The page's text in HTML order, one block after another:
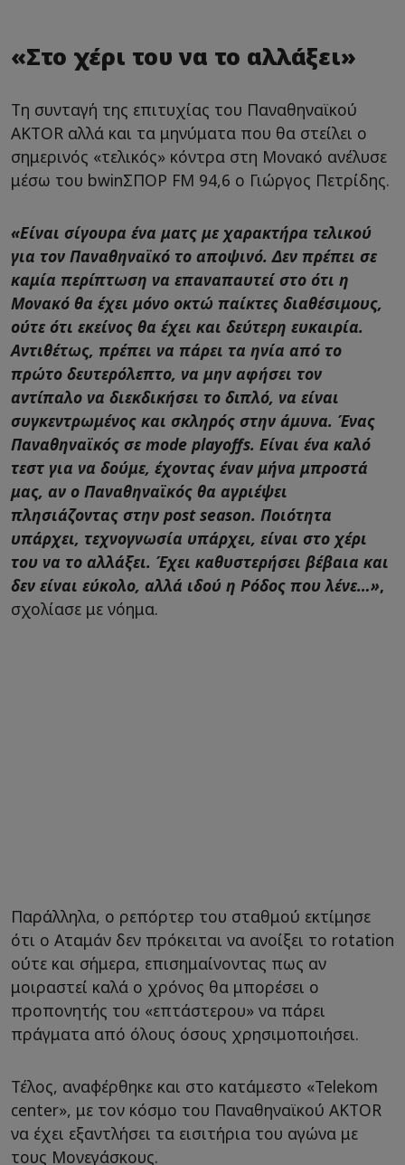
«Στο χέρι του να το αλλάξει»
Τη συνταγή της επιτυχίας του Παναθηναϊκού
AKTOR αλλά και τα μηνύματα που θα στείλει ο
σημερινός «τελικός» κόντρα στη Μονακό ανέλυσε
μέσω του bwinΣΠΟΡ FM 94,6 ο Γιώργος Πετρίδης.
«Είναι σίγουρα ένα ματς με χαρακτήρα τελικού
για τον Παναθηναϊκό το αποψινό. Δεν πρέπει σε
καμία περίπτωση να επαναπαυτεί στο ότι η
Μονακό θα έχει μόνο οκτώ παίκτες διαθέσιμους,
ούτε ότι εκείνος θα έχει και δεύτερη ευκαιρία.
Αντιθέτως, πρέπει να πάρει τα ηνία από το
πρώτο δευτερόλεπτο, να μην αφήσει τον
αντίπαλο να διεκδικήσει το διπλό, να είναι
συγκεντρωμένος και σκληρός στην άμυνα. Ένας
Παναθηναϊκός σε mode playoffs. Είναι ένα καλό
τεστ για να δούμε, έχοντας έναν μήνα μπροστά
μας, αν ο Παναθηναϊκός θα αγριέψει
πλησιάζοντας στην post season. Ποιότητα
υπάρχει, τεχνογνωσία υπάρχει, είναι στο χέρι
του να το αλλάξει. Έχει καθυστερήσει βέβαια και
δεν είναι εύκολο, αλλά ιδού η Ρόδος που λένε…»,
σχολίασε με νόημα.
Παράλληλα, ο ρεπόρτερ του σταθμού εκτίμησε
ότι ο Αταμάν δεν πρόκειται να ανοίξει το rotation
ούτε και σήμερα, επισημαίνοντας πως αν
μοιραστεί καλά ο χρόνος θα μπορέσει ο
προπονητής του «επτάστερου» να πάρει
πράγματα από όλους όσους χρησιμοποιήσει.
Τέλος, αναφέρθηκε και στο κατάμεστο «Telekom
center», με τον κόσμο του Παναθηναϊκού AKTOR
να έχει εξαντλήσει τα εισιτήρια του αγώνα με
τους Μονεγάσκους.